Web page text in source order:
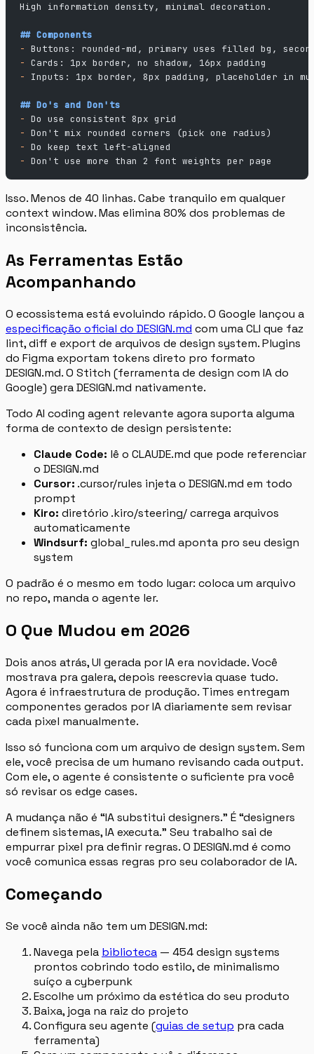
High information density, minimal decoration.
## Components
- Buttons: rounded-md, primary uses filled bg,
- Cards: 1px border, no shadow, 16px padding
-
Inputs: 1px border, 8px padding, placeholder in
## Do's and Don'ts
- Do use consistent 8px grid
- Don't mix rounded corners (pick one radius)
- Do keep text left-aligned
- Don't use more than 2 font weights per page
Isso. Menos de 40 linhas. Cabe tranquilo em qualquer
context window. Mas elimina 80% dos problemas de
inconsistência.
As Ferramentas Estão
Acompanhando
O ecossistema está evoluindo rápido. O Google lançou a
especificação oficial do DESIGN.md com uma CLI que faz
lint, diff e export de arquivos de design system. Plugins
do Figma exportam tokens direto pro formato
DESIGN.md. O Stitch (ferramenta de design com IA do
Google) gera DESIGN.md nativamente.
Todo AI coding agent relevante agora suporta alguma
forma de contexto de design persistente:
Claude Code: lê o CLAUDE.md que pode referenciar
o DESIGN.md
Cursor: .cursor/rules injeta o DESIGN.md em todo
prompt
Kiro: diretório .kiro/steering/ carrega arquivos
automaticamente
Windsurf: global_rules.md aponta pro seu design
system
O padrão é o mesmo em todo lugar: coloca um arquivo
no repo, manda o agente ler.
O Que Mudou em 2026
Dois anos atrás, UI gerada por IA era novidade. Você
mostrava pra galera, depois reescrevia quase tudo.
Agora é infraestrutura de produção. Times entregam
componentes gerados por IA diariamente sem revisar
cada pixel manualmente.
Isso só funciona com um arquivo de design system. Sem
ele, você precisa de um humano revisando cada output.
Com ele, o agente é consistente o suficiente pra você
só revisar os edge cases.
A mudança não é “IA substitui designers.” É “designers
definem sistemas, IA executa.” Seu trabalho sai de
empurrar pixel pra definir regras. O DESIGN.md é como
você comunica essas regras pro seu colaborador de IA.
Começando
Se você ainda não tem um DESIGN.md:
Navega pela biblioteca — 454 design systems
prontos cobrindo todo estilo, de minimalismo
suíço a cyberpunk
Escolhe um próximo da estética do seu produto
Baixa, joga na raiz do projeto
Configura seu agente (guias de setup pra cada
ferramenta)